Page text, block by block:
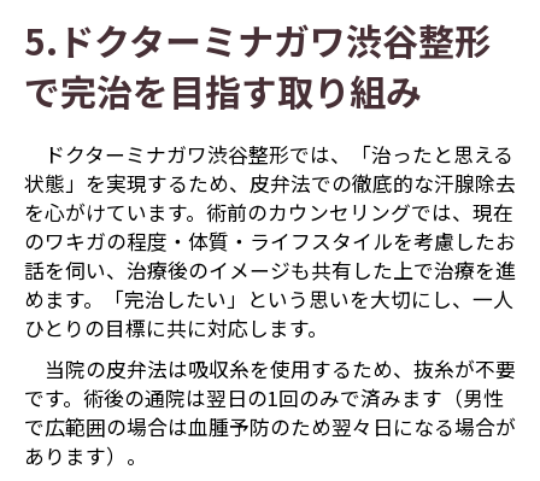
5.ドクターミナガワ渋谷整形
で完治を目指す取り組み
ドクターミナガワ渋谷整形では、「治ったと思える
状態」を実現するため、皮弁法での徹底的な汗腺除去
を心がけています。術前のカウンセリングでは、現在
のワキガの程度・体質・ライフスタイルを考慮したお
話を伺い、治療後のイメージも共有した上で治療を進
めます。「完治したい」という思いを大切にし、一人
ひとりの目標に共に対応します。
当院の皮弁法は吸収糸を使用するため、抜糸が不要
です。術後の通院は翌日の1回のみで済みます（男性
で広範囲の場合は血腫予防のため翌々日になる場合が
あります）。